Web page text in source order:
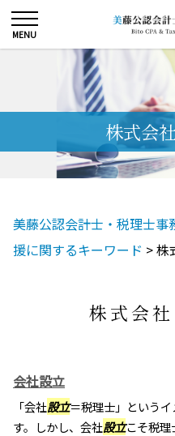
株式会
美藤公認会計士・税理士事
援に関するキーワード >株
株式会
会社設立
「会社設立＝税理士」という
す。しかし、会社設立こそ税理